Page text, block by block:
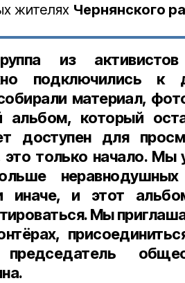
жителях Чернянского
из
подключились
материал,
альбом, который
доступен для
это только начало. Мы
иначе, и этот
Мы